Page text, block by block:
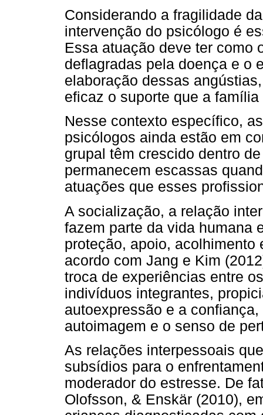
Considerando a fragilidade
intervenção do psicólogo é
Essa atuação deve ter como
deflagradas pela doença e o
elaboração dessas
eficaz o suporte que a
Nesse contexto específico,
psicólogos ainda estão em
grupal têm crescido dentro
permanecem escassas
atuações que esses
A socialização, a relação
fazem parte da vida humana
proteção, apoio,
acordo com Jang e Kim
troca de experiências entre
indivíduos integrantes,
autoexpressão e a
autoimagem e o senso de
As relações interpessoais
subsídios para o
moderador do estresse. De
Olofsson, & Enskär (2010),